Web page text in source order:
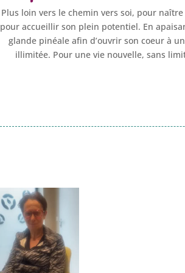
Plus loin vers le chemin vers soi, pour
pour accueillir son plein potentiel. En
glande pinéale afin d’ouvrir son coeur à
illimitée. Pour une vie nouvelle, sans